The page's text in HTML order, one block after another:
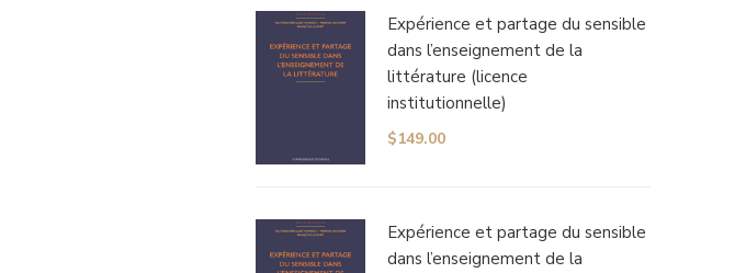
Expérience et partage du sensible
dans l’enseignement de la
littérature (licence
institutionnelle)
$149.00
Expérience et partage du sensible
dans l’enseignement de la